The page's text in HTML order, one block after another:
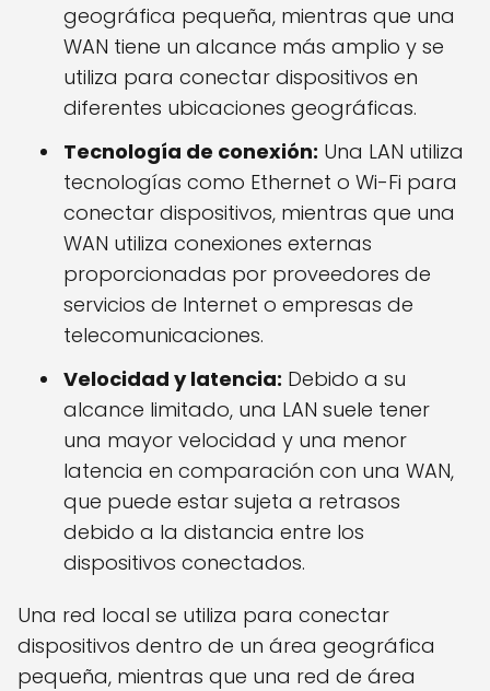
geográfica pequeña, mientras que una
WAN tiene un alcance más amplio y se
utiliza para conectar dispositivos en
diferentes ubicaciones geográficas.
Tecnología de conexión: Una LAN utiliza
tecnologías como Ethernet o Wi-Fi para
conectar dispositivos, mientras que una
WAN utiliza conexiones externas
proporcionadas por proveedores de
servicios de Internet o empresas de
telecomunicaciones.
Velocidad y latencia: Debido a su
alcance limitado, una LAN suele tener
una mayor velocidad y una menor
latencia en comparación con una WAN,
que puede estar sujeta a retrasos
debido a la distancia entre los
dispositivos conectados.
Una red local se utiliza para conectar
dispositivos dentro de un área geográfica
pequeña, mientras que una red de área